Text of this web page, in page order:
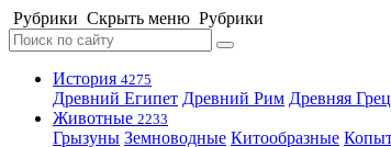
Рубрики Скрыть меню Рубрики
История 4275
Древний Египет Древний Рим Древняя
Животные 2233
Грызуны Земноводные Китообразные